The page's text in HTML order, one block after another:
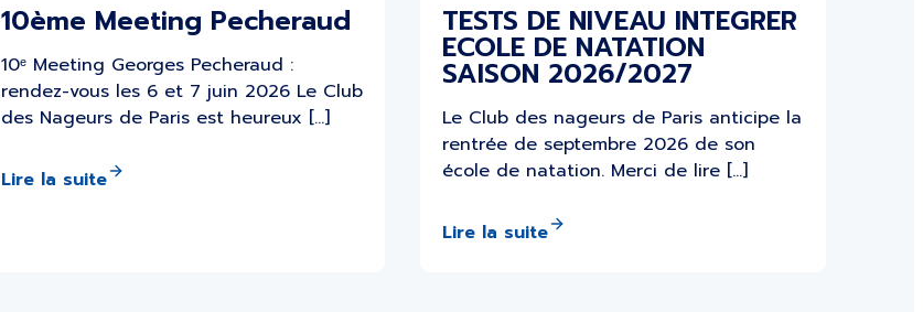
10ème Meeting Pecheraud
10ᵉ Meeting Georges Pecheraud :
rendez-vous les 6 et 7 juin 2026 Le Club
des Nageurs de Paris est heureux […]
Lire la suite
TESTS DE NIVEAU INTEGRER
ECOLE DE NATATION
SAISON 2026/2027
Le Club des nageurs de Paris anticipe la
rentrée de septembre 2026 de son
école de natation. Merci de lire […]
Lire la suite